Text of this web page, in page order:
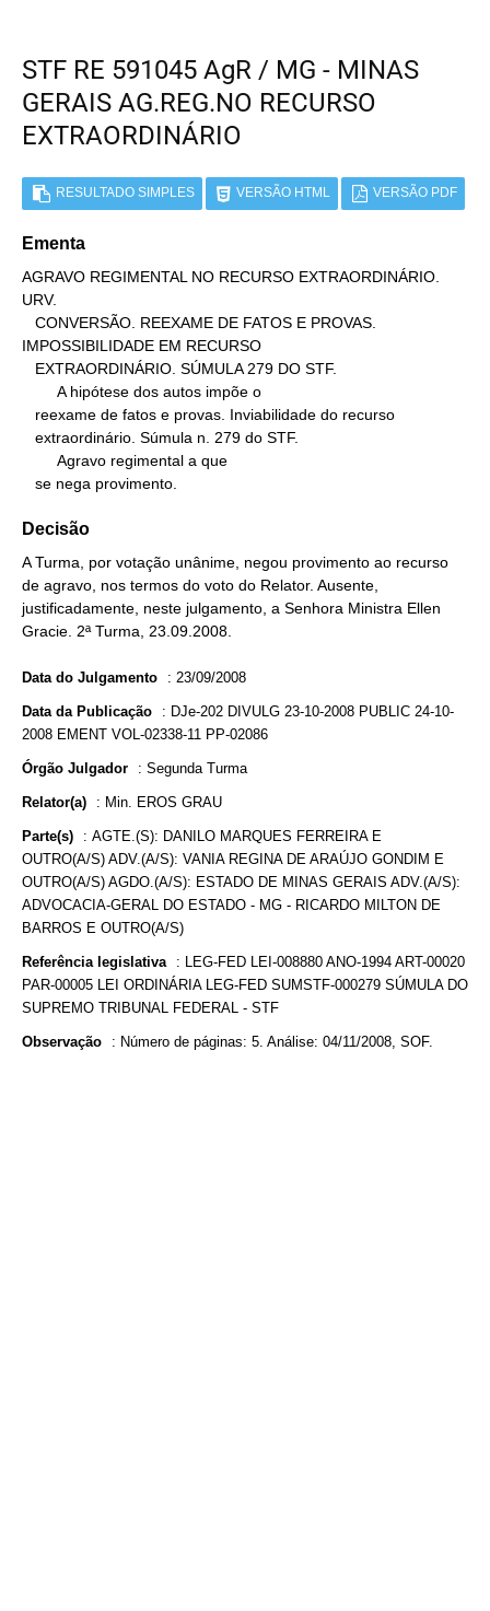
STF RE 591045 AgR / MG - MINAS
GERAIS AG.REG.NO RECURSO
EXTRAORDINÁRIO
RESULTADO SIMPLES VERSÃO HTML VERSÃO PDF
Ementa
AGRAVO REGIMENTAL NO RECURSO EXTRAORDINÁRIO.
URV.
IMPOSSIBILIDADE EM RECURSO
   se nega provimento.
Decisão
A Turma, por votação unânime, negou provimento ao recurso
de agravo, nos termos do voto do Relator. Ausente,
justificadamente, neste julgamento, a Senhora Ministra Ellen
Gracie. 2ª Turma, 23.09.2008.
Data do Julgamento : 23/09/2008
Data da Publicação : DJe-202 DIVULG 23-10-2008 PUBLIC 24-10-
2008 EMENT VOL-02338-11 PP-02086
Órgão Julgador : Segunda Turma
Relator(a) : Min. EROS GRAU
Parte(s) : AGTE.(S): DANILO MARQUES FERREIRA E
OUTRO(A/S) ADV.(A/S): VANIA REGINA DE ARAÚJO GONDIM E
OUTRO(A/S) AGDO.(A/S): ESTADO DE MINAS GERAIS ADV.(A/S):
ADVOCACIA-GERAL DO ESTADO - MG - RICARDO MILTON DE
BARROS E OUTRO(A/S)
Referência legislativa : LEG-FED LEI-008880 ANO-1994 ART-00020
PAR-00005 LEI ORDINÁRIA LEG-FED SUMSTF-000279 SÚMULA DO
SUPREMO TRIBUNAL FEDERAL - STF
Observação : Número de páginas: 5. Análise: 04/11/2008, SOF.